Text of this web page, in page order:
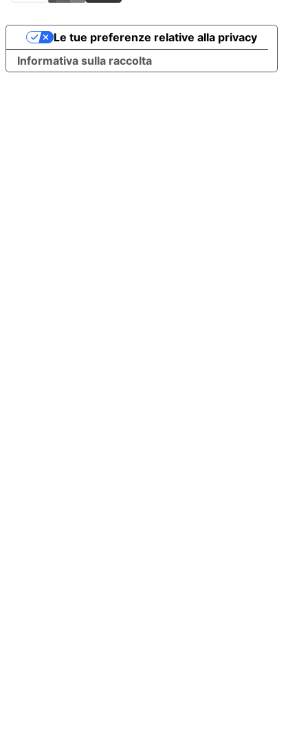
Informativa sulla raccolta
Le tue preferenze relative alla privacy